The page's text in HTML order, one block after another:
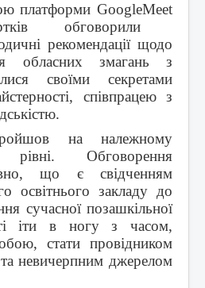
платформи GoogleMeet
обговорили
рекомендації щодо
обласних змагань з
своїми секретами
співпрацею з
на належному
рівні. Обговорення
що є свідченням
освітнього закладу до
сучасної позашкільної
іти в ногу з часом,
стати провідником
невичерпним джерелом